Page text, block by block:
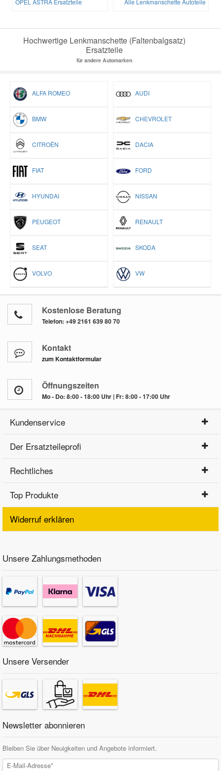
OPEL ASTRA Ersatzteile Alle Lenkmanschette Autoteile
Hochwertige Lenkmanschette (Faltenbalgsatz)
Ersatzteile
für andere Automarken
ALFA ROMEO AUDI
BMW CHEVROLET
CITROËN DACIA
FIAT FORD
HYUNDAI NISSAN
PEUGEOT RENAULT
SEAT SKODA
VOLVO VW
Kostenlose Beratung
Telefon: +49 2161 639 80 70
Kontakt
zum Kontaktformular
Öffnungszeiten
Mo - Do: 8:00 - 18:00 Uhr | Fr: 8:00 - 17:00 Uhr
Kundenservice
Der Ersatzteileprofi
Rechtliches
Top Produkte
Widerruf erklären
Unsere Zahlungsmethoden
Unsere Versender
Newsletter abonnieren
Bleiben Sie über Neuigkeiten und Angebote informiert.